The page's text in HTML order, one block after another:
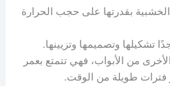
الخشبية بقدرتها على حجب الحرارة
تشكيلها وتصميمها وتزيينها.
من الأبواب، فهي تتمتع بعمر
طويلة من الوقت.